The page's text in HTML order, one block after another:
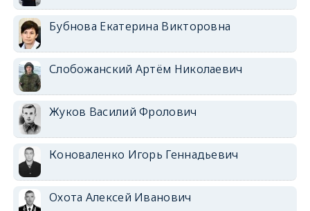
Бубнова Екатерина Викторовна
Слобожанский Артём Николаевич
Жуков Василий Фролович
Коноваленко Игорь Геннадьевич
Охота Алексей Иванович